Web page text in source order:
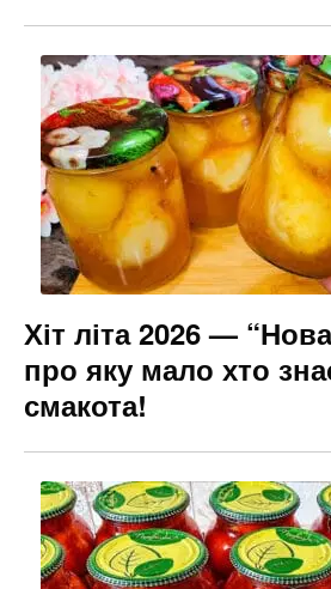
Хіт літа 2026 —
про яку мало хто
смакота!